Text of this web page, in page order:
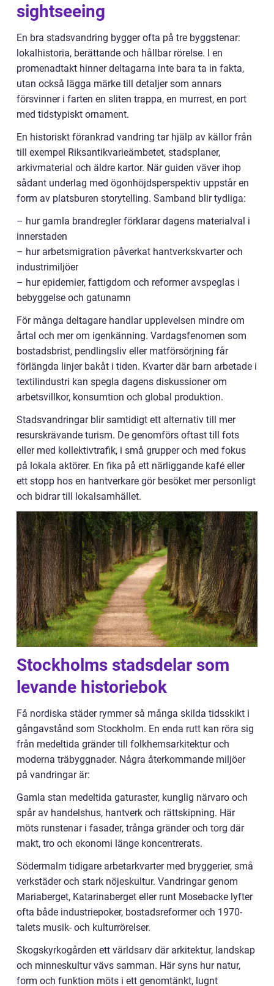
sightseeing
En bra stadsvandring bygger ofta på tre byggstenar:
lokalhistoria, berättande och hållbar rörelse. I en
promenadtakt hinner deltagarna inte bara ta in fakta,
utan också lägga märke till detaljer som annars
försvinner i farten en sliten trappa, en murrest, en port
med tidstypiskt ornament.
En historiskt förankrad vandring tar hjälp av källor från
till exempel Riksantikvarieämbetet, stadsplaner,
arkivmaterial och äldre kartor. När guiden väver ihop
sådant underlag med ögonhöjdsperspektiv uppstår en
form av platsburen storytelling. Samband blir tydliga:
– hur gamla brandregler förklarar dagens materialval i
innerstaden
– hur arbetsmigration påverkat hantverkskvarter och
industrimiljöer
– hur epidemier, fattigdom och reformer avspeglas i
bebyggelse och gatunamn
För många deltagare handlar upplevelsen mindre om
årtal och mer om igenkänning. Vardagsfenomen som
bostadsbrist, pendlingsliv eller matförsörjning får
förlängda linjer bakåt i tiden. Kvarter där barn arbetade i
textilindustri kan spegla dagens diskussioner om
arbetsvillkor, konsumtion och global produktion.
Stadsvandringar blir samtidigt ett alternativ till mer
resurskrävande turism. De genomförs oftast till fots
eller med kollektivtrafik, i små grupper och med fokus
på lokala aktörer. En fika på ett närliggande kafé eller
ett stopp hos en hantverkare gör besöket mer personligt
och bidrar till lokalsamhället.
Stockholms stadsdelar som
levande historiebok
Få nordiska städer rymmer så många skilda tidsskikt i
gångavstånd som Stockholm. En enda rutt kan röra sig
från medeltida gränder till folkhemsarkitektur och
moderna träbyggnader. Några återkommande miljöer
på vandringar är:
Gamla stan medeltida gaturaster, kunglig närvaro och
spår av handelshus, hantverk och rättskipning. Här
möts runstenar i fasader, trånga gränder och torg där
makt, tro och ekonomi länge koncentrerats.
Södermalm tidigare arbetarkvarter med bryggerier, små
verkstäder och stark nöjeskultur. Vandringar genom
Mariaberget, Katarinaberget eller runt Mosebacke lyfter
ofta både industriepoker, bostadsreformer och 1970-
talets musik- och kulturrörelser.
Skogskyrkogården ett världsarv där arkitektur, landskap
och minneskultur vävs samman. Här syns hur natur,
form och funktion möts i ett genomtänkt, lugnt